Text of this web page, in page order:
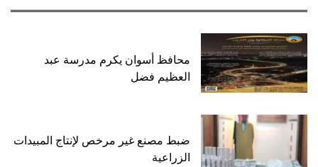
محافظ أسوان يكرم مدرسة عبد
العظيم فضل
ضبط مصنع غير مرخص لإنتاج المبيدات
الزراعية